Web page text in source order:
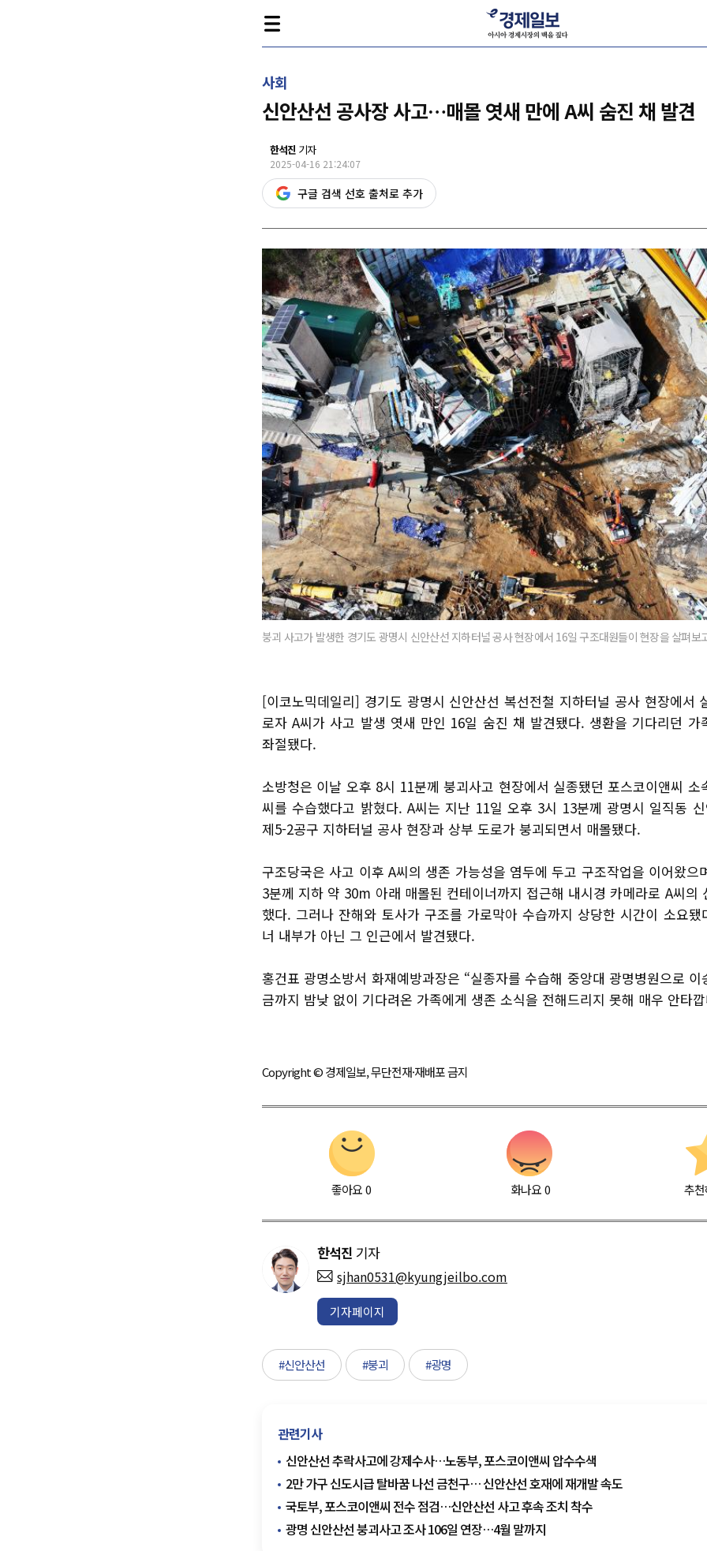
사회
신안산선 공사장 사고…매몰 엿새 만에 A씨 숨진 채 발견
한석진 기자
2025-04-16 21:24:07
구글 검색 선호 출처로 추가
붕괴 사고가 발생한 경기도 광명시 신안산선 지하터널 공사 현장에서 16일 구조대원들이 현장을 살펴보
[이코노믹데일리] 경기도 광명시 신안산선 복선전철 지하터널 공사 현장에서
로자 A씨가 사고 발생 엿새 만인 16일 숨진 채 발견됐다. 생환을 기다리던 가
좌절됐다.
소방청은 이날 오후 8시 11분께 붕괴사고 현장에서 실종됐던 포스코이앤씨 소
씨를 수습했다고 밝혔다. A씨는 지난 11일 오후 3시 13분께 광명시 일직동
제5-2공구 지하터널 공사 현장과 상부 도로가 붕괴되면서 매몰됐다.
구조당국은 사고 이후 A씨의 생존 가능성을 염두에 두고 구조작업을 이어왔으
3분께 지하 약 30m 아래 매몰된 컨테이너까지 접근해 내시경 카메라로 A씨의
했다. 그러나 잔해와 토사가 구조를 가로막아 수습까지 상당한 시간이 소요됐
너 내부가 아닌 그 인근에서 발견됐다.
홍건표 광명소방서 화재예방과장은 “실종자를 수습해 중앙대 광명병원으로 이
금까지 밤낮 없이 기다려온 가족에게 생존 소식을 전해드리지 못해 매우 안타
Copyright © 경제일보, 무단전재·재배포 금지
좋아요 0 화나요0 추
한석진 기자
sjhan0531@kyungjeilbo.com
기자페이지
#신안산선 #붕괴 #광명
관련기사
신안산선 추락사고에 강제수사…노동부, 포스코이앤씨 압수수색
2만 가구 신도시급 탈바꿈 나선 금천구… 신안산선 호재에 재개발 속도
국토부, 포스코이앤씨 전수 점검…신안산선 사고 후속 조치 착수
광명 신안산선 붕괴사고 조사 106일 연장…4월 말까지